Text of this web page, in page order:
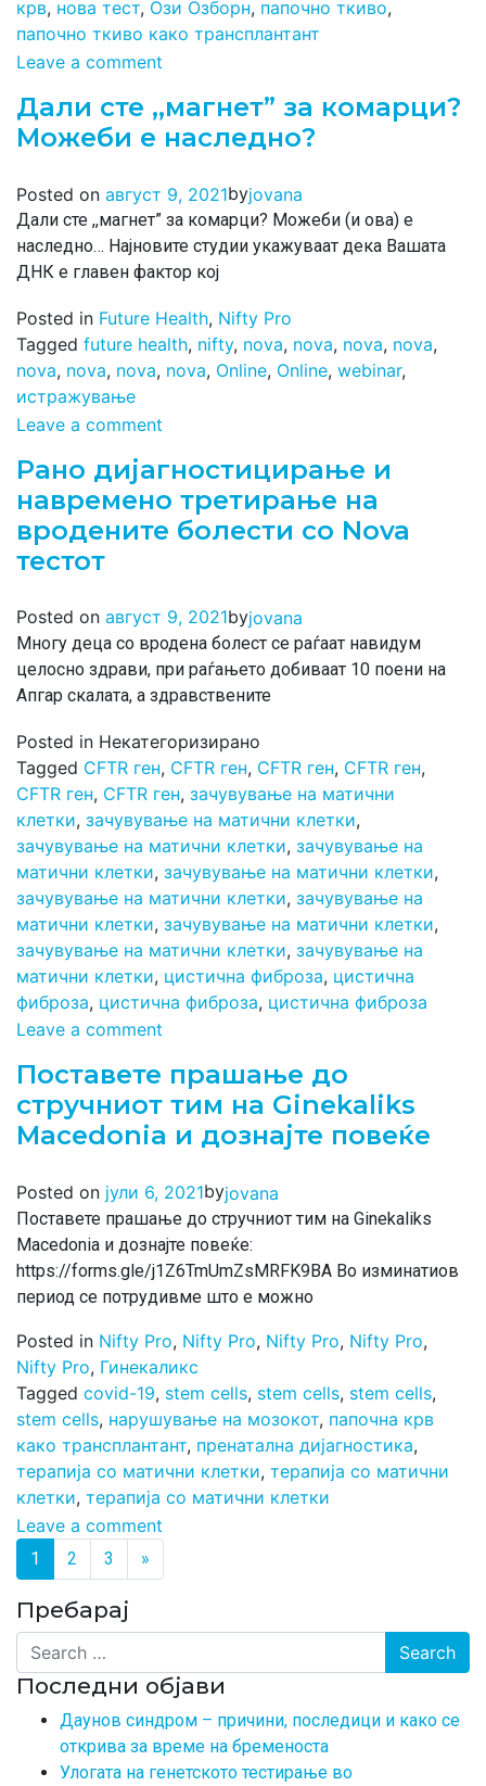
крв, нова тест, Ози Озборн, папочно ткиво,
папочно ткиво како трансплантант
Leave a comment
Дали сте ,,магнет” за комарци?
Можеби е наследно?
Posted on август 9, 2021byjovana
Дали сте ,,магнет” за комарци? Можеби (и ова) е
наследнo… Најновите студии укажуваат дека Вашата
ДНК е главен фактор кој
Posted in Future Health, Nifty Pro
Tagged future health, nifty, nova, nova, nova, nova,
nova, nova, nova, nova, Online, Online, webinar,
истражување
Leave a comment
Рано дијагностицирање и
навремено третирање на
вродените болести со Nova
тестот
Posted on август 9, 2021byjovana
Многу деца со вродена болест се раѓаат навидум
целосно здрави, при раѓањето добиваат 10 поени на
Апгар скалата, а здравствените
Posted in Некатегоризирано
Tagged CFTR ген, CFTR ген, CFTR ген, CFTR ген,
CFTR ген, CFTR ген, зачувување на матични
клетки, зачувување на матични клетки,
зачувување на матични клетки, зачувување на
матични клетки, зачувување на матични клетки,
зачувување на матични клетки, зачувување на
матични клетки, зачувување на матични клетки,
зачувување на матични клетки, зачувување на
матични клетки, цистична фиброза, цистична
фиброза, цистична фиброза, цистична фиброза
Leave a comment
Поставете прашање до
стручниот тим на Ginekaliks
Macedonia и дознајте повеќе
Posted on јули 6, 2021byjovana
Поставете прашање до стручниот тим на Ginekaliks
Macedonia и дознајте повеќе:
https://forms.gle/j1Z6TmUmZsMRFK9BA Во изминатиов
период се потрудивме што е можно
Posted in Nifty Pro, Nifty Pro, Nifty Pro, Nifty Pro,
Nifty Pro, Гинекаликс
Tagged covid-19, stem cells, stem cells, stem cells,
stem cells, нарушување на мозокот, папочна крв
како трансплантант, пренатална дијагностика,
терапија со матични клетки, терапија со матични
клетки, терапија со матични клетки
Leave a comment
Posts navigation
1 2 3 »
Пребарај
Search
Последни објави
Даунов синдром – причини, последици и како се
открива за време на бременоста
Улогата на генетското тестирање во